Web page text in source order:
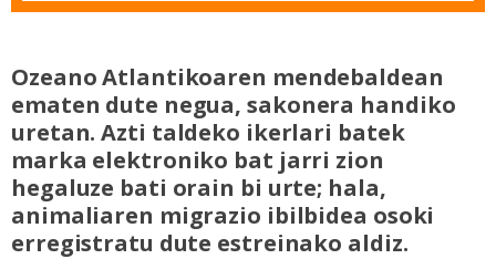
Ozeano Atlantikoaren mendebaldean
ematen dute negua, sakonera handiko
uretan. Azti taldeko ikerlari batek
marka elektroniko bat jarri zion
hegaluze bati orain bi urte; hala,
animaliaren migrazio ibilbidea osoki
erregistratu dute estreinako aldiz.